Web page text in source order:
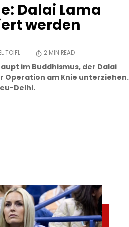
Dalai Lama
werden
TOIFL 2 MIN READ
im Buddhismus, der Dalai
Operation am Knie unterziehen.
Delhi.